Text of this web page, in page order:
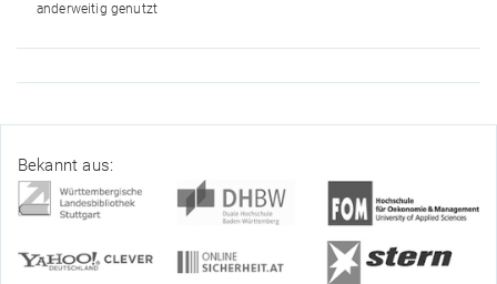
anderweitig genutzt
Bekannt aus: